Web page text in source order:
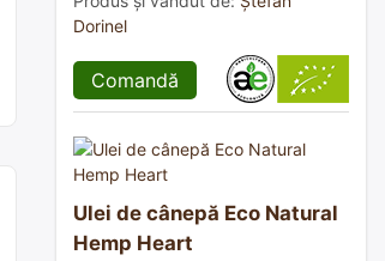
Dorinel
Comandă
Ulei de cânepă Eco Natural
Hemp Heart